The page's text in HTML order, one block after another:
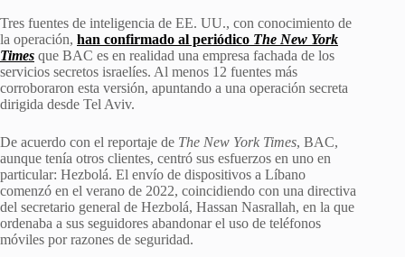
Tres fuentes de inteligencia de EE. UU., con conocimiento de
la operación, han confirmado al periódico The New York
Times que BAC es en realidad una empresa fachada de los
servicios secretos israelíes. Al menos 12 fuentes más
corroboraron esta versión, apuntando a una operación secreta
dirigida desde Tel Aviv.
De acuerdo con el reportaje de The New York Times, BAC,
aunque tenía otros clientes, centró sus esfuerzos en uno en
particular: Hezbolá. El envío de dispositivos a Líbano
comenzó en el verano de 2022, coincidiendo con una directiva
del secretario general de Hezbolá, Hassan Nasrallah, en la que
ordenaba a sus seguidores abandonar el uso de teléfonos
móviles por razones de seguridad.